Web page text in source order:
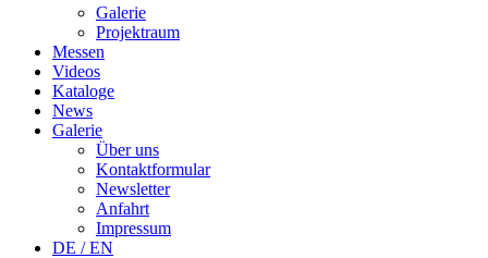
Galerie
Projektraum
Messen
Videos
Kataloge
News
Galerie
Über uns
Kontaktformular
Newsletter
Anfahrt
Impressum
DE / EN